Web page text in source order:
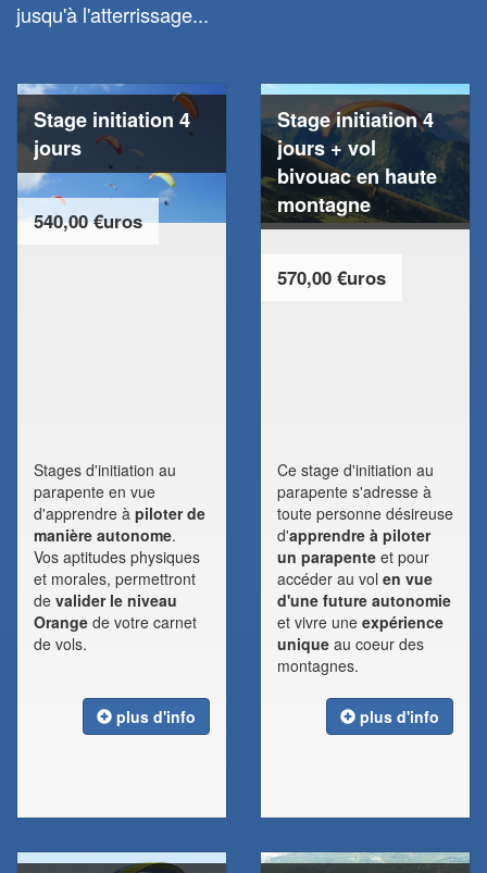
jusqu'à l'atterrissage...
Stage initiation 4
jours
540,00 €uros
Stages d'initiation au
parapente en vue
d'apprendre à piloter de
manière autonome.
Vos aptitudes physiques
et morales, permettront
de valider le niveau
Orange de votre carnet
de vols.
plus d'info
Stage initiation 4
jours + vol
bivouac en haute
montagne
570,00 €uros
Ce stage d'initiation au
parapente s'adresse à
toute personne désireuse
d'apprendre à piloter
un parapente et pour
accéder au vol en vue
d'une future autonomie
et vivre une expérience
unique au coeur des
montagnes.
plus d'info